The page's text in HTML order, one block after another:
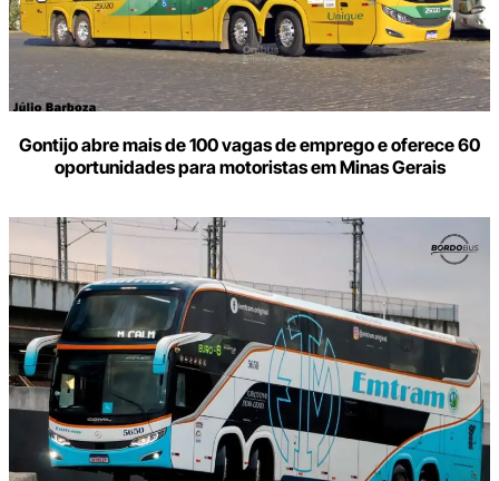
Gontijo abre mais de 100 vagas de emprego e oferece 60
oportunidades para motoristas em Minas Gerais